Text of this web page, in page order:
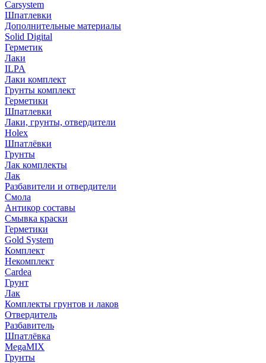
Carsystem
Шпатлевки
Дополнительные материалы
Solid Digital
Герметик
Лаки
ILPA
Лаки комплект
Грунты комплект
Герметики
Шпатлевки
Лаки, грунты, отвердители
Holex
Шпатлёвки
Грунты
Лак комплекты
Лак
Разбавители и отвердители
Смола
Антикор составы
Смывка краски
Герметики
Gold System
Комплект
Некомплект
Cardea
Грунт
Лак
Комплекты грунтов и лаков
Отвердитель
Разбавитель
Шпатлёвка
MegaMIX
Грунты